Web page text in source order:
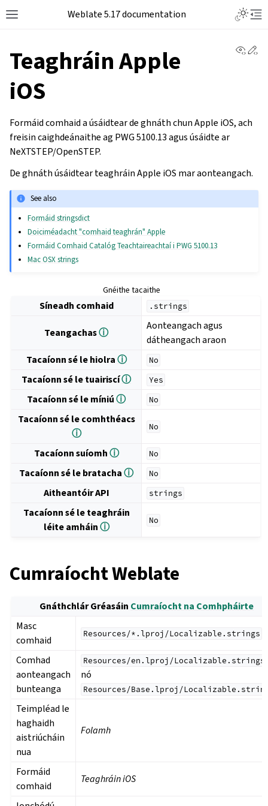
Weblate 5.17 documentation
Teaghráin Apple
iOS
Formáid comhaid a úsáidtear de ghnáth chun Apple iOS, ach
freisin caighdeánaithe ag PWG 5100.13 agus úsáidte ar
NeXTSTEP/OpenSTEP.
De ghnáth úsáidtear teaghráin Apple iOS mar aonteangach.
See also
Formáid stringsdict
Doiciméadacht "comhaid teaghrán" Apple
Formáid Comhaid Catalóg Teachtaireachtaí i PWG 5100.13
Mac OSX strings
Gnéithe tacaithe
Síneadh comhaid .strings
Teangachasⓘ
Aonteangach agus
dátheangach araon
Tacaíonn sé le hiolraⓘ No
Tacaíonn sé le tuairiscíⓘ Yes
Tacaíonn sé le míniúⓘ No
Tacaíonn sé le comhthéacs
ⓘ
No
Tacaíonn suíomhⓘ No
Tacaíonn sé le bratachaⓘ No
Aitheantóir API strings
Tacaíonn sé le teaghráin
léite amháinⓘ
No
Cumraíocht Weblate
Gnáthchlár Gréasáin Cumraíocht na Comhpháirte
Masc
comhaid
Resources/*.lproj/Localizable.strings
Comhad
aonteangach
bunteanga
Resources/en.lproj/Localizable.strings
nó
Resources/Base.lproj/
Teimpléad le
haghaidh
aistriúcháin
nua
Folamh
Formáid
comhaid
Teaghráin iOS